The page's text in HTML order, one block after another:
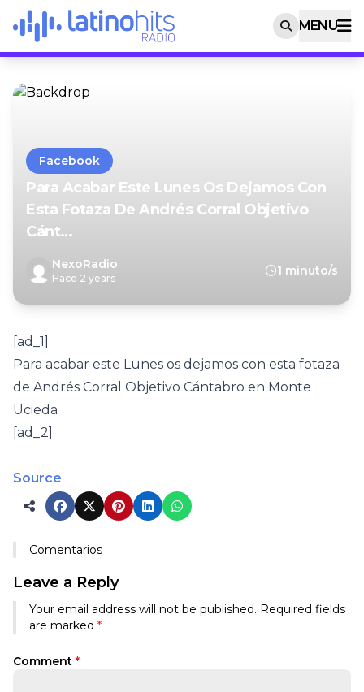
MENU
Facebook
Para Acabar Este Lunes Os Dejamos Con
Esta Fotaza De Andrés Corral Objetivo
Cánt…
NexoRadio
Hace 2 years
1 minuto/s
[ad_1]
Para acabar este Lunes os dejamos con esta fotaza
de Andrés Corral Objetivo Cántabro en Monte
Ucieda
[ad_2]
Source
Comentarios
Leave a Reply
Your email address will not be published. Required fields
are marked *
Comment *